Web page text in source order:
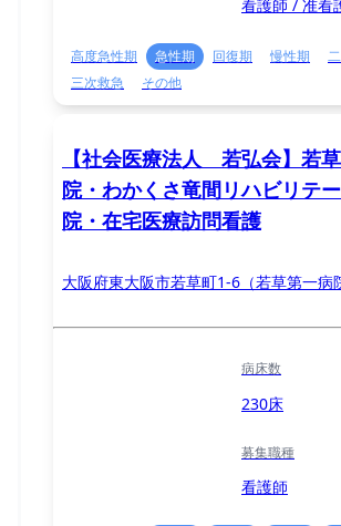
看護師 / 准看
高度急性期 急性期 回復期 慢性期
三次救急
その他
【社会医療法人 若弘会】若
院・わかくさ竜間リハビリテ
院・在宅医療訪問看護
大阪府東大阪市若草町1-6（若草第一病
院）
病床数
230床
募集職種
看護師